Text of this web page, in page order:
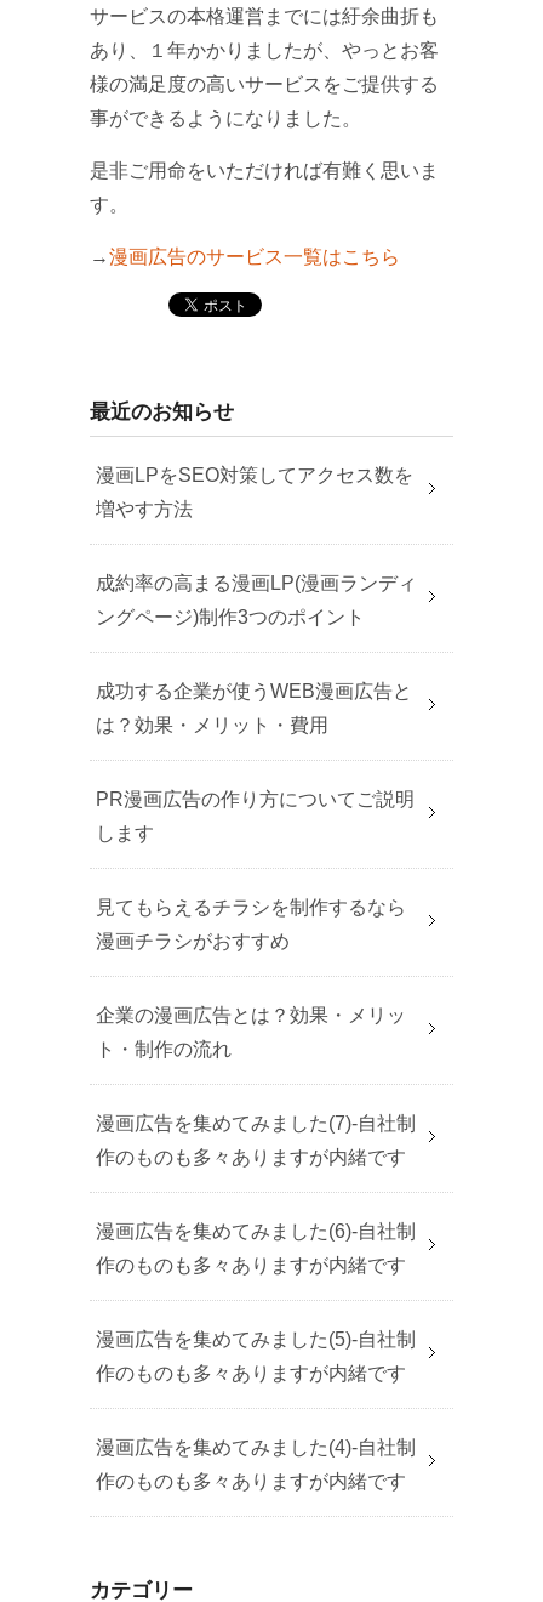
サービスの本格運営までには紆余曲折も
あり、１年かかりましたが、やっとお客
様の満足度の高いサービスをご提供する
事ができるようになりました。
是非ご用命をいただければ有難く思いま
す。
→漫画広告のサービス一覧はこちら
最近のお知らせ
漫画LPをSEO対策してアクセス数を
増やす方法
成約率の高まる漫画LP(漫画ランディ
ングページ)制作3つのポイント
成功する企業が使うWEB漫画広告と
は？効果・メリット・費用
PR漫画広告の作り方についてご説明
します
見てもらえるチラシを制作するなら
漫画チラシがおすすめ
企業の漫画広告とは？効果・メリッ
ト・制作の流れ
漫画広告を集めてみました(7)-自社制
作のものも多々ありますが内緒です
漫画広告を集めてみました(6)-自社制
作のものも多々ありますが内緒です
漫画広告を集めてみました(5)-自社制
作のものも多々ありますが内緒です
漫画広告を集めてみました(4)-自社制
作のものも多々ありますが内緒です
カテゴリー